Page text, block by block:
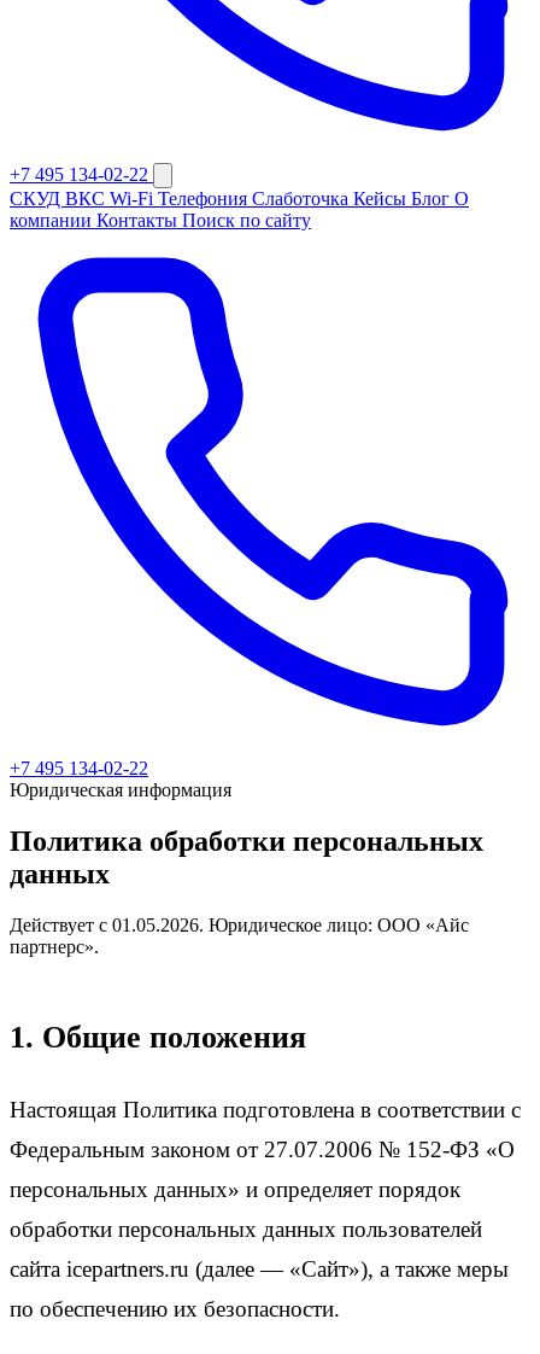
+7 495 134-02-22
СКУД ВКС Wi-Fi Телефония Слаботочка Кейсы Блог О
компании Контакты Поиск по сайту
+7 495 134-02-22
Юридическая информация
Политика обработки персональных
данных
Действует с 01.05.2026. Юридическое лицо: ООО «Айс
партнерс».
1. Общие положения
Настоящая Политика подготовлена в соответствии с
Федеральным законом от 27.07.2006 № 152-ФЗ «О
персональных данных» и определяет порядок
обработки персональных данных пользователей
сайта icepartners.ru (далее — «Сайт»), а также меры
по обеспечению их безопасности.